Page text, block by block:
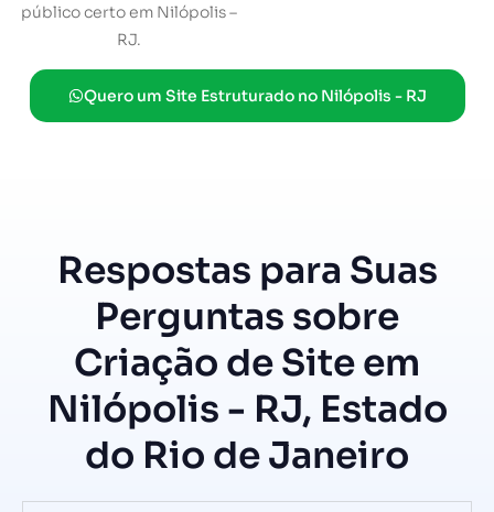
público certo em Nilópolis –
RJ.
Quero um Site Estruturado no Nilópolis - RJ
Respostas para Suas
Perguntas sobre
Criação de Site em
Nilópolis - RJ, Estado
do Rio de Janeiro